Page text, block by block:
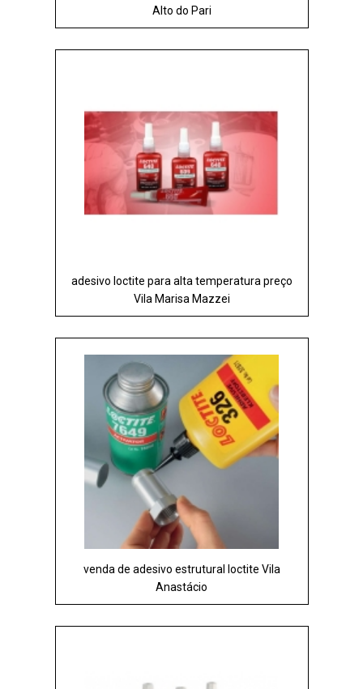
Alto do Pari
adesivo loctite para alta temperatura preço
Vila Marisa Mazzei
venda de adesivo estrutural loctite Vila
Anastácio